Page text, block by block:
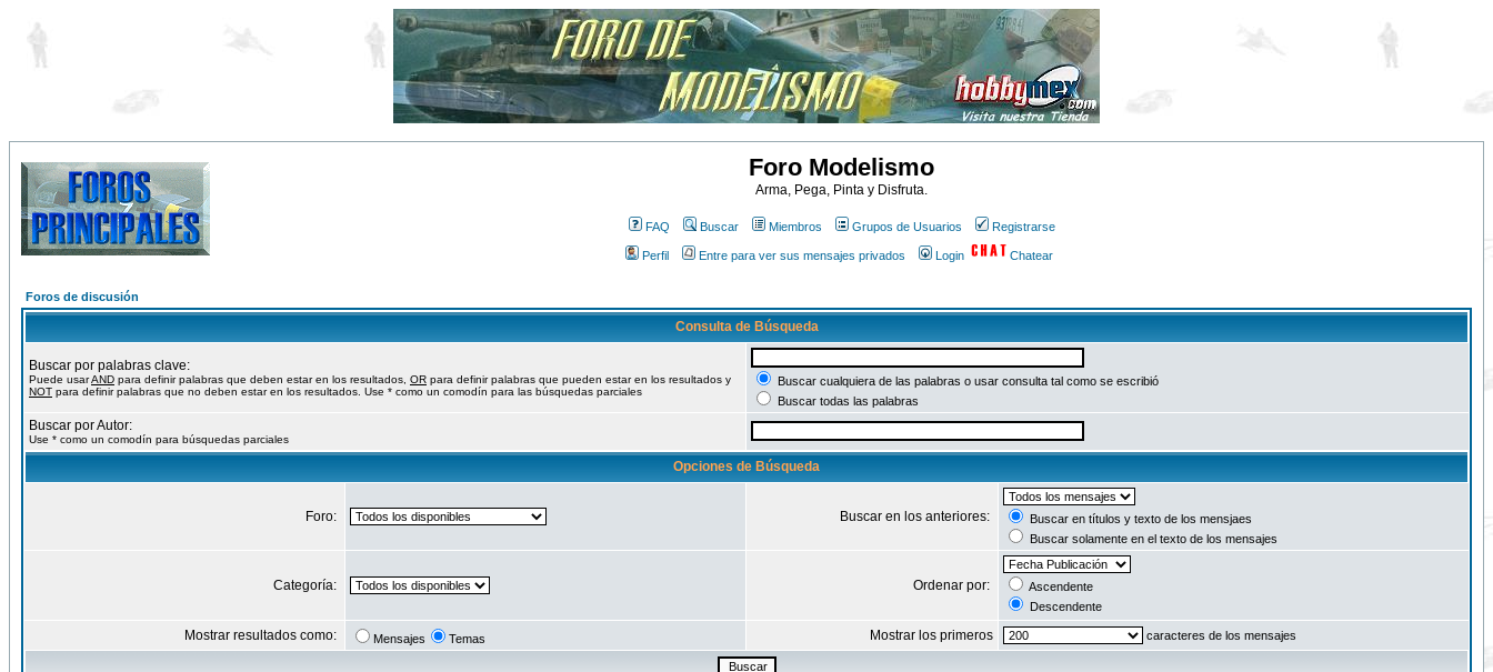
Foro Modelismo
Arma, Pega, Pinta y Disfruta.
FAQ Buscar Miembros Grupos de Usuarios Registrarse
Perfil Entre para ver sus mensajes privados Login Chatear
Foros de discusión
Consulta de Búsqueda
Buscar por palabras clave:
Puede usarAND para definir palabras que deben estar en los resultados, OR para definir palabras que pueden estar en los resultados y
NOT para definir palabras que no deben estar en los resultados. Use * como un comodín para las búsquedas parciales
Buscar cualquiera de las palabras o usar consulta tal como se escribió
Buscar todas las palabras
Buscar por Autor:
Use * como un comodín para búsquedas parciales
Opciones de Búsqueda
Foro: Buscar en los anteriores:
Buscar en títulos y texto de los mensjaes
Buscar solamente en el texto de los mensajes
Categoría: Ordenar por:
Ascendente
Descendente
Mostrar resultados como: Mensajes Temas Mostrar los primeros caracteres de los mensajes